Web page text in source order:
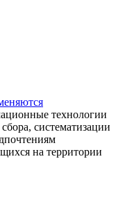
технологии
систематизации
на территории